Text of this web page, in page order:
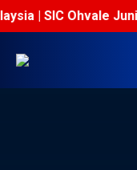
SIC Ohvale Junior